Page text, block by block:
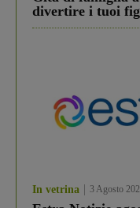
divertire i tuoi
In vetrina 3 Agosto